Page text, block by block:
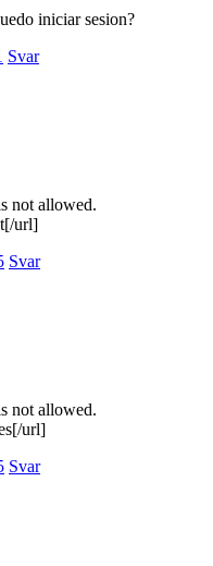
iniciar sesion?
Svar
not allowed.
url]
Svar
not allowed.
url]
Svar